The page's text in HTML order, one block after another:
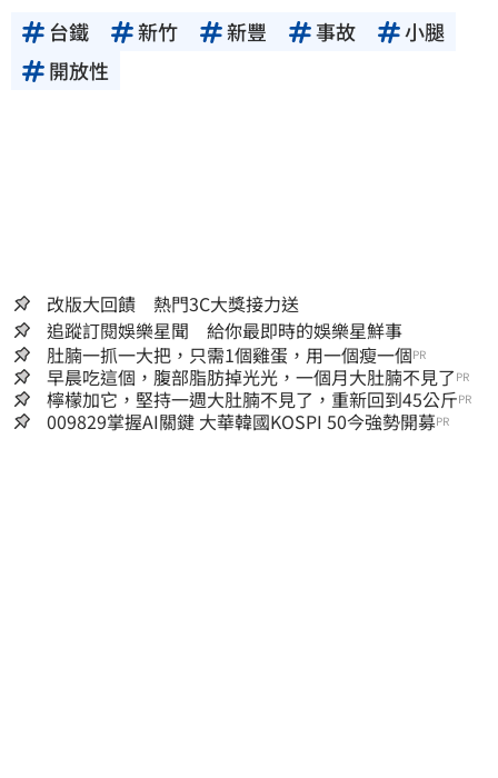
台鐵 新竹 新豐 事故
小腿
開放性
改版大回饋 熱門3C大獎接力送
追蹤訂閱娛樂星聞 給你最即時的娛樂星鮮事
肚腩一抓一大把，只需1個雞蛋，用一個瘦一個PR
早晨吃這個，腹部脂肪掉光光，一個月大肚腩不見了 PR
檸檬加它，堅持一週大肚腩不見了，重新回到45公斤PR
009829掌握AI關鍵 大華韓國KOSPI 50今強勢開募PR